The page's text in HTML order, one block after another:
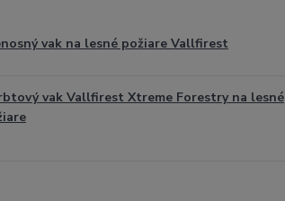
vak na lesné požiare Vallfirest
vak Vallfirest Xtreme Forestry na lesné